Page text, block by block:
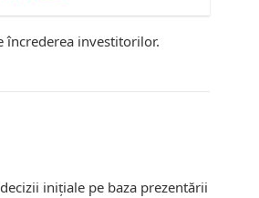
încrederea investitorilor.
inițiale pe baza prezentării